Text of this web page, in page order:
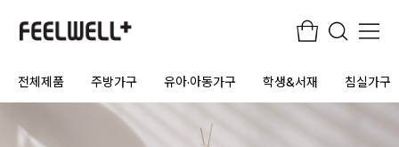
전체제품 주방가구 유아·아동가구 학생&서재 침실가구